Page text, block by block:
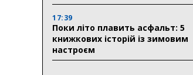
17:39
Поки літо плавить асфальт: 5
книжкових історій із зимовим
настроєм